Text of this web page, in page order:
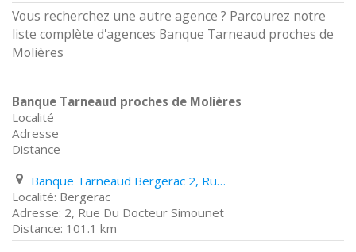
Vous recherchez une autre agence ? Parcourez notre
liste complète d'agences Banque Tarneaud proches de
Molières
Banque Tarneaud proches de Molières
Localité
Adresse
Distance
Banque Tarneaud Bergerac 2, Rue Du Docteur Simounet
Bergerac
2, Rue Du Docteur Simounet
101.1 km